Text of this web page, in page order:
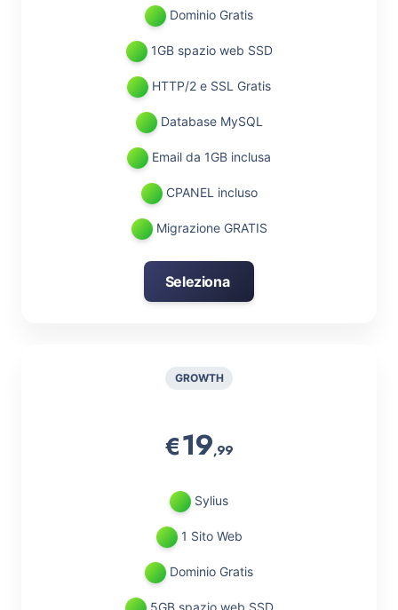
Dominio Gratis
1GB spazio web SSD
HTTP/2 e SSL Gratis
Database MySQL
Email da 1GB inclusa
CPANEL incluso
Migrazione GRATIS
Seleziona
GROWTH
€19,99
Sylius
1 Sito Web
Dominio Gratis
5GB spazio web SSD